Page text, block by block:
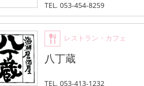
TEL. 053-454-8259
レストラン・カフェ
八丁蔵
TEL. 053-413-1232